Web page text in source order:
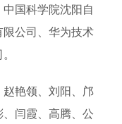
国科学院沈阳自
公司、华为技术
艳领、刘阳、邝
闫霞、高腾、公